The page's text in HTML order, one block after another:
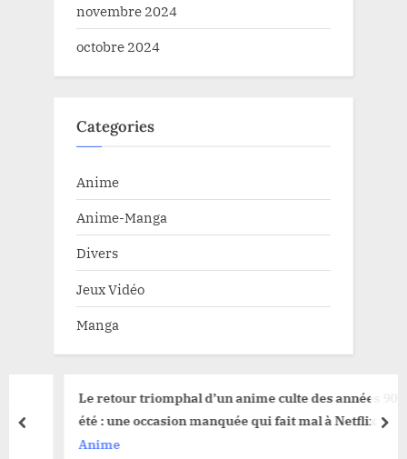
novembre 2024
octobre 2024
Categories
Anime
Anime-Manga
Divers
Jeux Vidéo
Manga
Le retour triomphal d’un anime culte des années 90 cet
été : une occasion manquée qui fait mal à Netflix
Anime
prev